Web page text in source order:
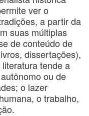
ver o
a partir da
suas múltiplas
de conteúdo de
dissertações),
tende a
ou de
o lazer
o trabalho,